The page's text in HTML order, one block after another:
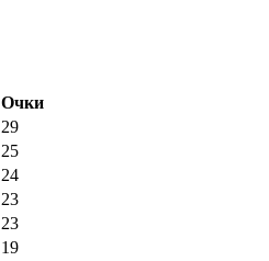
Oчки
29
25
24
23
23
19